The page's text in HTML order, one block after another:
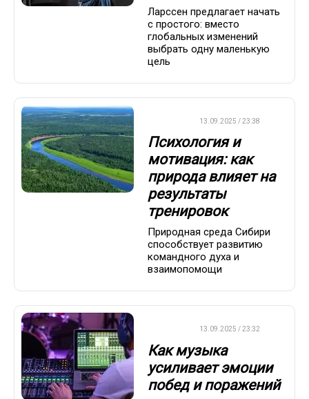
Ларссен предлагает начать
с простого: вместо
глобальных изменений
выбрать одну маленькую
цель
13.09.2025 / 23:38
Психология и
мотивация: как
природа влияет на
результаты
тренировок
Природная среда Сибири
способствует развитию
командного духа и
взаимопомощи
13.09.2025 / 23:32
Как музыка
усиливает эмоции
побед и поражений